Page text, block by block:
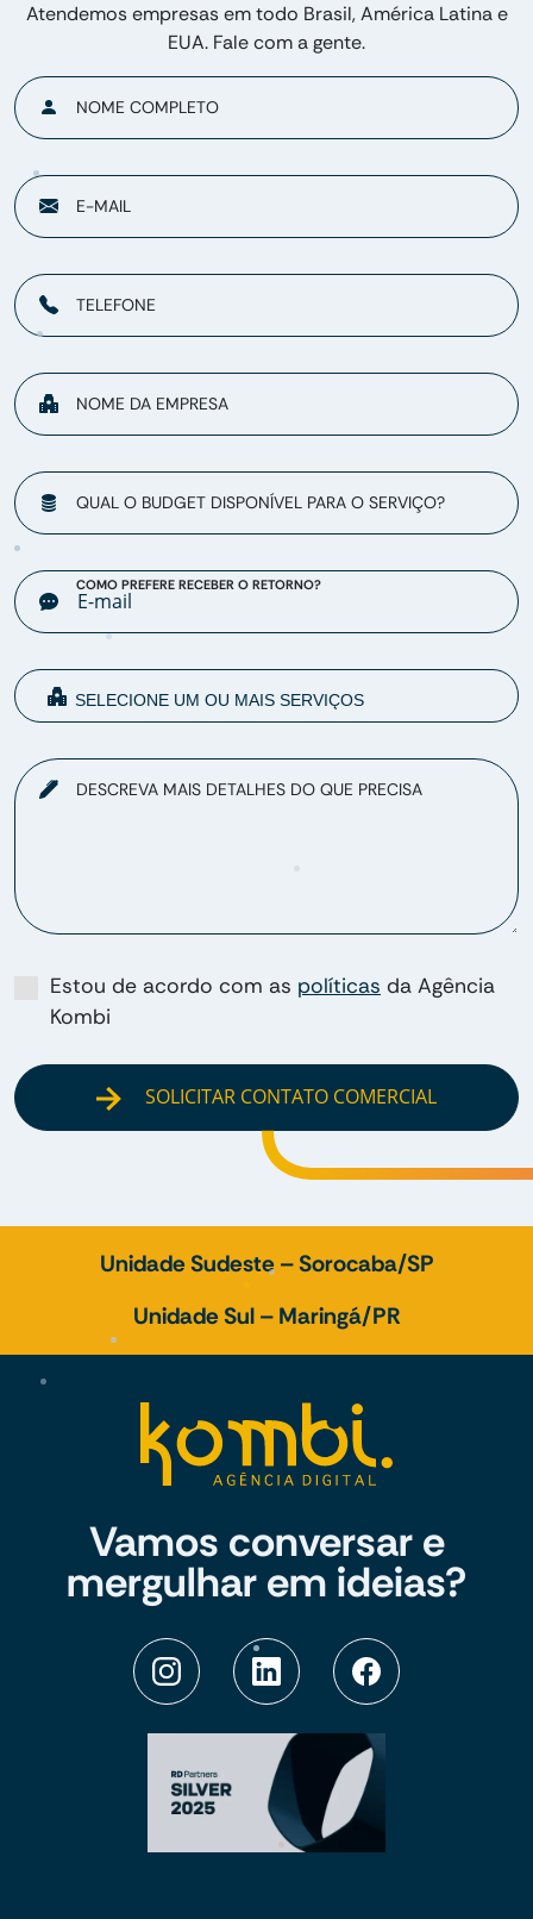
Atendemos empresas em todo Brasil, América Latina e
EUA. Fale com a gente.
NOME COMPLETO
E-MAIL
TELEFONE
NOME DA EMPRESA
QUAL O BUDGET DISPONÍVEL PARA O SERVIÇO?
COMO PREFERE RECEBER O RETORNO?
DESCREVA MAIS DETALHES DO QUE PRECISA
Estou de acordo com as políticas da Agência
Kombi
SOLICITAR CONTATO COMERCIAL
Unidade Sudeste – Sorocaba/SP
Unidade Sul – Maringá/PR
Vamos conversar e
mergulhar em ideias?